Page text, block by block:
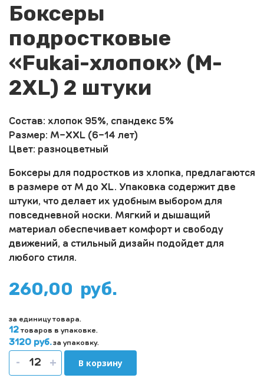
Боксеры
подростковые
«Fukai-хлопок» (M-
2XL) 2 штуки
Состав: хлопок 95%, спандекс 5%
Размер: M-XXL (6-14 лет)
Цвет: разноцветный
Боксеры для подростков из хлопка, предлагаются
в размере от M до XL. Упаковка содержит две
штуки, что делает их удобным выбором для
повседневной носки. Мягкий и дышащий
материал обеспечивает комфорт и свободу
движений, а стильный дизайн подойдет для
любого стиля.
260,00 руб.
за единицу товара.
12товаров в упаковке.
3120 руб.за упаковку.
- + В корзину